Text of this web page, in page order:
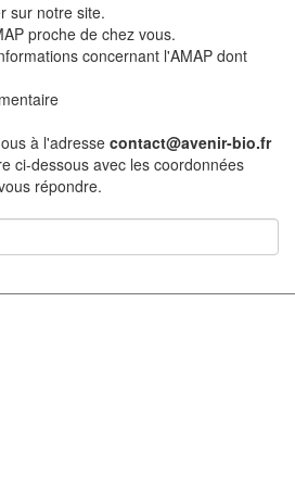
sur notre site.
proche de chez vous.
concernant l'AMAP dont
à l'adresse contact@avenir-bio.fr
ci-dessous avec les coordonnées
répondre.